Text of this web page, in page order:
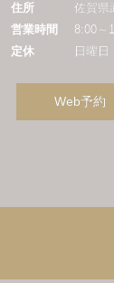
住所
佐賀県
営業時間
8:00～
定休
日曜日
Web予約